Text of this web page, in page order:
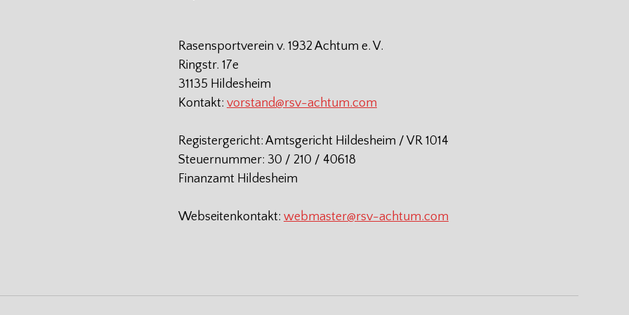
Rasensportverein v. 1932 Achtum e. V.
Ringstr. 17e
31135 Hildesheim
Kontakt: vorstand@rsv-achtum.com
Registergericht: Amtsgericht Hildesheim / VR 1014
Steuernummer: 30 / 210 / 40618
Finanzamt Hildesheim
Webseitenkontakt: webmaster@rsv-achtum.com